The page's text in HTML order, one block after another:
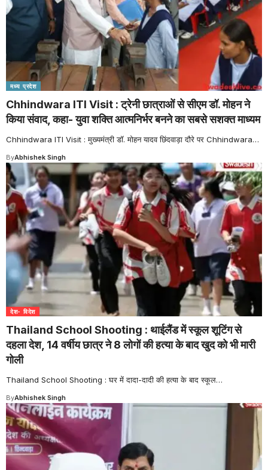
मध्य प्रदेश
Chhindwara ITI Visit : ट्रेनी छात्राओं से सीएम डॉ. मोहन ने
किया संवाद, कहा- युवा शक्ति आत्मनिर्भर बनने का सबसे सशक्त माध्यम
Chhindwara ITI Visit : मुख्यमंत्री डॉ. मोहन यादव छिंदवाड़ा दौरे पर Chhindwara…
ByAbhishek Singh
देश- विदेश
Thailand School Shooting : थाईलैंड में स्कूल शूटिंग से
दहला देश, 14 वर्षीय छात्र ने 8 लोगों की हत्या के बाद खुद को भी मारी
गोली
Thailand School Shooting : घर में दादा-दादी की हत्या के बाद स्कूल…
ByAbhishek Singh